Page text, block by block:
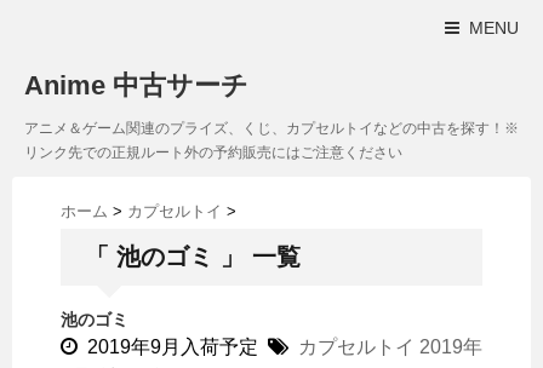
MENU
Anime 中古サーチ
アニメ＆ゲーム関連のプライズ、くじ、カプセルトイなどの中古を探す！※
リンク先での正規ルート外の予約販売にはご注意ください
ホーム > カプセルトイ >
「 池のゴミ 」 一覧
池のゴミ
2019年9月入荷予定 カプセルトイ 2019年